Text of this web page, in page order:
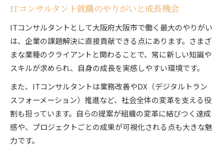
ITコンサルタント業界で求められる専門性とは
年収アップを目指すならITコンサルタントへ
ITコンサルタントの年収相場とその推移を解説
キャリア別ITコンサルタントの年収アップ術
ITコンサルタント年収向上に必要なスキルとは
ITコンサルタントの報酬体系とそのメリット
大阪府大阪市で広がるITコンサルタントの可能性
ITコンサルタント就職のやりがいと成長機会
ITコンサルタントとして大阪府大阪市で働く最大のやりがい
は、企業の課題解決に直接貢献できる点にあります。さまざ
まな業種のクライアントと関わることで、常に新しい知識や
スキルが求められ、自身の成長を実感しやすい環境です。
また、ITコンサルタントは業務改善やDX（デジタルトラン
スフォーメーション）推進など、社会全体の変革を支える役
割も担っています。自らの提案が組織の変革に結びつく達成
感や、プロジェクトごとの成果が可視化される点も大きな魅
力です。